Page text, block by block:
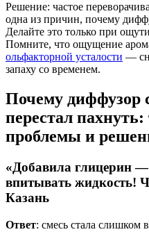
Решение: частое
одна из причин, почему
Делайте это только при
Помните, что ощущение
ольфакторной усталости —
запаху со временем.
Почему диффузор
перестал
проблемы и
«Добавила глицерин
впитывать жидкость!
Казань
Ответ: смесь стала слишком